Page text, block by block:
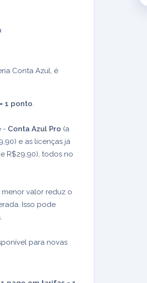
Conta Azul, é
1 ponto.
- Conta Azul Pro (a
e as licenças já
R$29,90), todos no
valor reduz o
Isso pode
para novas